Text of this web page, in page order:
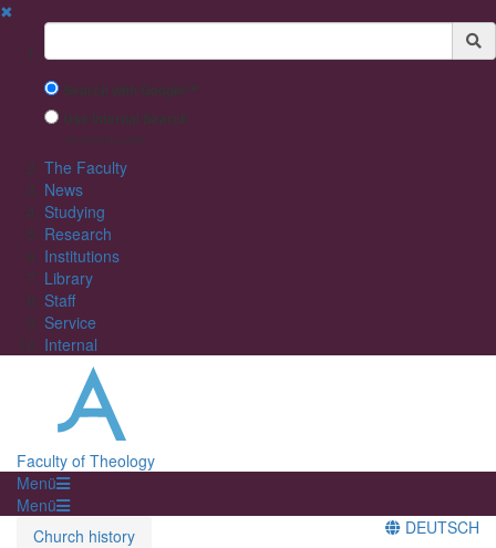
✖
Suchbegriff
Search with Google™
Use Internal Search
The Faculty
News
Studying
Research
Institutions
Library
Staff
Service
Internal
Faculty of Theology
Menü
Menü
Church history
DEUTSCH